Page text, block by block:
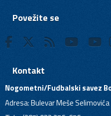
Povežite se
Kontakt
Nogometni/Fudbalski savez
Adresa: Bulevar Meše